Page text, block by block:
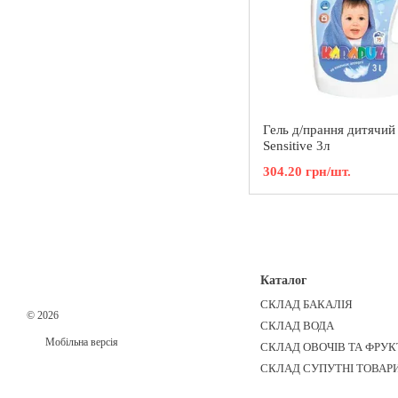
Гель д/прання
Sensitive 3л
304.20 грн/шт.
© 2026
Мобільна версія
Каталог
СКЛАД БАКАЛІЯ
СКЛАД ВОДА
СКЛАД ОВОЧІВ ТА
СКЛАД СУПУТНІ